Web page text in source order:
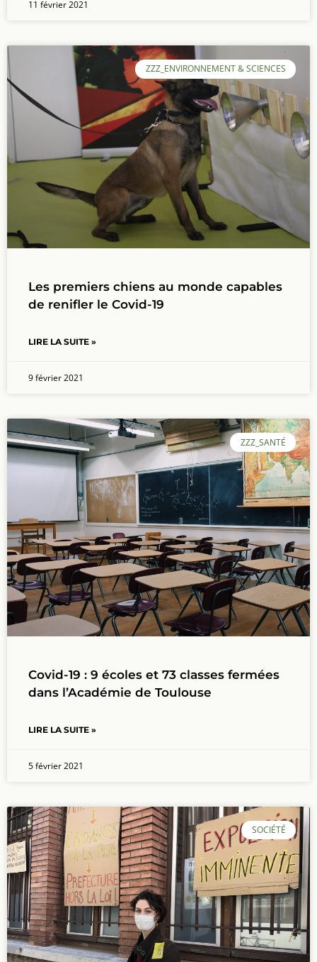
11 février 2021
ZZZ_ENVIRONNEMENT & SCIENCES
Les premiers chiens au monde capables
de renifler le Covid-19
LIRE LA SUITE »
9 février 2021
ZZZ_SANTÉ
Covid-19 : 9 écoles et 73 classes fermées
dans l’Académie de Toulouse
LIRE LA SUITE »
5 février 2021
SOCIÉTÉ